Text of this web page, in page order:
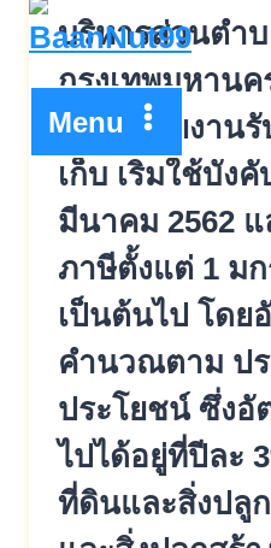
Menu
บริหารส่วนตำ
กรุงเทพมหานค
เป็นหน่วยงาน
เก็บ เริ่มใช้บัง
มีนาคม 2562 แ
ภาษีตั้งแต่ 1 ม
เป็นต้นไป โดย
คำนวณตาม ปร
ประโยชน์ ซึ่งอั
ไปได้อยู่ที่ปีละ
ที่ดินและสิ่งปลู